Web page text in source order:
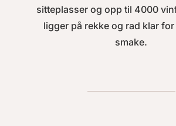
sitteplasser og opp til 4000
ligger på rekke og rad klar
smake.